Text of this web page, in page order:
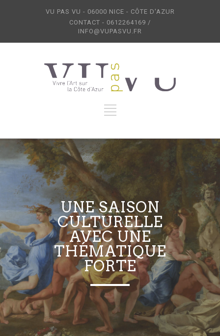
VU PAS VU - 06000 NICE - CÔTE D'AZUR
CONTACT - 0612264169 /
INFO@VUPASVU.FR
UNE SAISON
CULTURELLE
AVEC UNE
THÉMATIQUE
FORTE